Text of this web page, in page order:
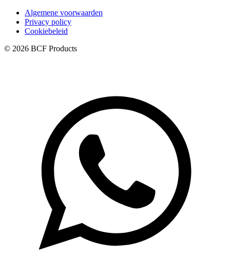
Algemene voorwaarden
Privacy policy
Cookiebeleid
© 2026 BCF Products